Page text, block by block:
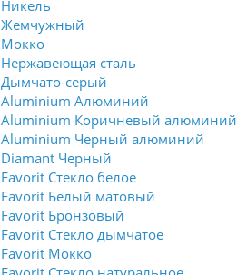
Никель
Жемчужный
Мокко
Нержавеющая сталь
Дымчато-серый
Aluminium Алюминий
Aluminium Коричневый алюминий
Aluminium Черный алюминий
Diamant Черный
Favorit Стекло белое
Favorit Белый матовый
Favorit Бронзовый
Favorit Стекло дымчатое
Favorit Мокко